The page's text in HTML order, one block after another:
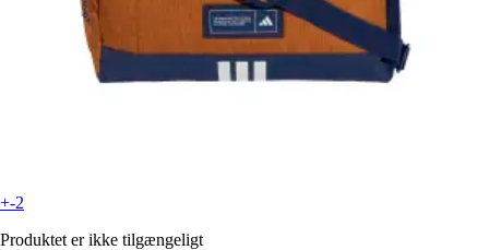
+-2
Produktet er ikke tilgængeligt